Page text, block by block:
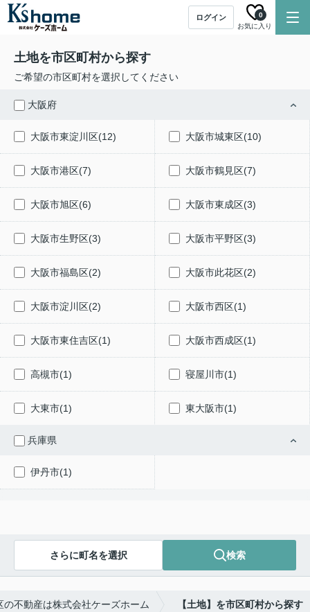
ログイン
お気に入り
0
土地を市区町村から探す
ご希望の市区町村を選択してください
大阪府
大阪市東淀川区(12) 大阪市城東区(10)
大阪市港区(7) 大阪市鶴見区(7)
大阪市旭区(6) 大阪市東成区(3)
大阪市生野区(3) 大阪市平野区(3)
大阪市福島区(2) 大阪市此花区(2)
大阪市淀川区(2) 大阪市西区(1)
大阪市東住吉区(1) 大阪市西成区(1)
高槻市(1) 寝屋川市(1)
大東市(1) 東大阪市(1)
兵庫県
伊丹市(1)
さらに町名を選択 検索
不動産は株式会社ケーズホーム 【土地】を市区町村から探す